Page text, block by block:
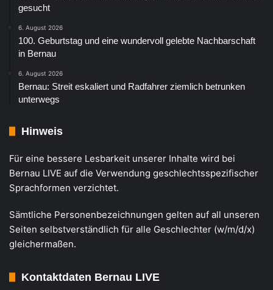
gesucht
6. August 2026
100. Geburtstag und eine wundervoll gelebte Nachbarschaft
in Bernau
6. August 2026
Bernau: Streit eskaliert und Radfahrer ziemlich betrunken
unterwegs
Hinweis
Für eine bessere Lesbarkeit unserer Inhalte wird bei
Bernau LIVE auf die Verwendung geschlechtsspezifischer
Sprachformen verzichtet.
Sämtliche Personenbezeichnungen gelten auf all unseren
Seiten selbstverständlich für alle Geschlechter (w/m/d/x)
gleichermaßen.
Kontaktdaten Bernau LIVE